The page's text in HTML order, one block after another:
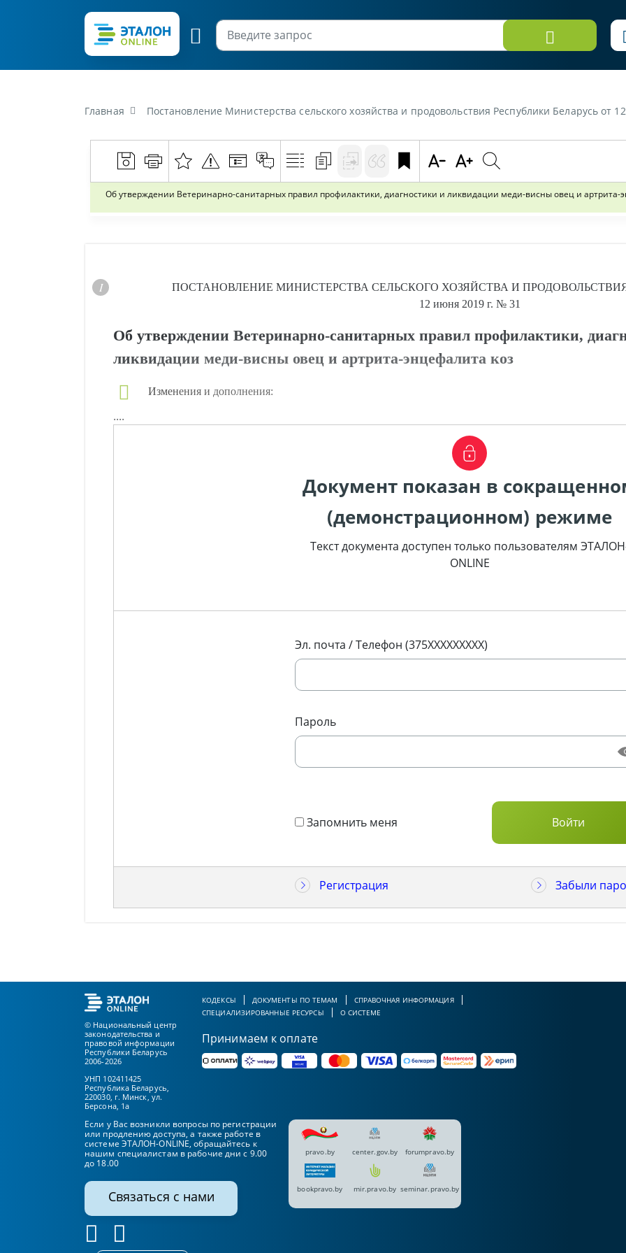
Главная Постановление Министерства сельского хозяйства и продовольствия Республики Беларусь от 12 июня 2019 г. №31 «Об утверждении Ветеринарно-санитарных правил
Об утверждении Ветеринарно-санитарных правил профилактики, диагностики и ликвидации меди-висны овец и артрита-
ПОСТАНОВЛЕНИЕ МИНИСТЕРСТВА СЕЛЬСКОГО ХОЗЯЙСТВА И
12 июня 2019 г. № 31
Об утверждении Ветеринарно-санитарных правил профилактики,
ликвидации меди-висны овец и артрита-энцефалита коз
Изменения и дополнения:
....
Документ показан в
(демонстрационном) режиме
Текст документа доступен только пользователям
ONLINE
Эл. почта / Телефон (375XXXXXXXXX)
Пароль
Запомнить меня
Регистрация Забыли
© Национальный центр
законодательства и
правовой информации
Республики Беларусь
2006-2026
УНП 102411425
Республика Беларусь,
220030, г. Минск, ул.
Берсона, 1а
КОДЕКСЫ ДОКУМЕНТЫ ПО ТЕМАМ
СПРАВОЧНАЯ ИНФОРМАЦИЯ
СПЕЦИАЛИЗИРОВАННЫЕ РЕСУРСЫ
О СИСТЕМЕ
Принимаем к оплате
Если у Вас возникли вопросы по регистрации
или продлению доступа, а также работе в
системе ЭТАЛОН-ONLINE, обращайтесь к
нашим специалистам в рабочие дни с 9.00
до 18.00
Связаться с нами
pravo.by center.gov.by forumpravo.by
bookpravo.by mir.pravo.by seminar.pravo.by